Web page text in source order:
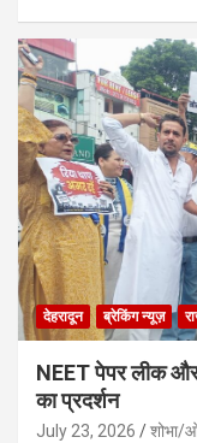
देहरादून ब्रेकिंग न्यूज़
NEET पेपर लीक और
का प्रदर्शन
July 23, 2026 शोभा/